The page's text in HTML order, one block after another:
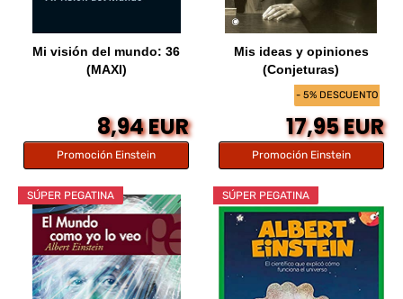
Mi visión del mundo: 36
(MAXI)
8,94 EUR
Promoción Einstein
- 5% DESCUENTO
Mis ideas y opiniones
(Conjeturas)
17,95 EUR
Promoción Einstein
SÚPER PEGATINA SÚPER PEGATINA